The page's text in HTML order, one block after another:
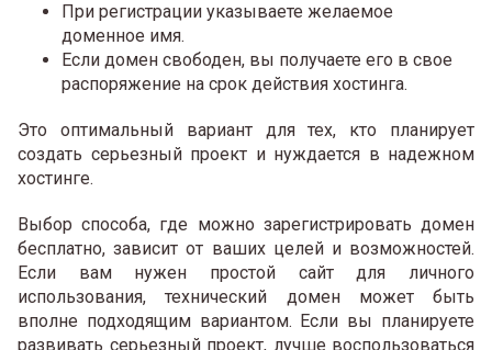
При регистрации указываете желаемое
доменное имя.
Если домен свободен, вы получаете его в свое
распоряжение на срок действия хостинга.
Это оптимальный вариант для тех, кто планирует
создать серьезный проект и нуждается в надежном
хостинге.
Выбор способа, где можно зарегистрировать домен
бесплатно, зависит от ваших целей и возможностей.
Если вам нужен простой сайт для личного
использования, технический домен может быть
вполне подходящим вариантом. Если вы планируете
развивать серьезный проект, лучше воспользоваться